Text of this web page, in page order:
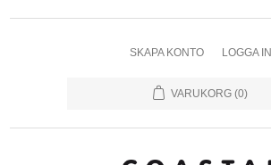
SKAPA KONTO LOGGA IN
VARUKORG (0)